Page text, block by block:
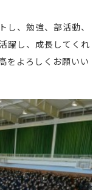
し、勉強、部活動、
躍し、成長してくれ
をよろしくお願いい